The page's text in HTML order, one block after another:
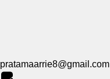
pratamaarrie8@gmail.com